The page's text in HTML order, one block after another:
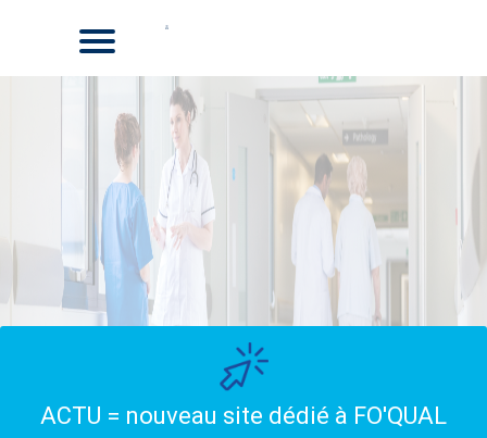
ACTU = nouveau site dédié à FO'QUAL